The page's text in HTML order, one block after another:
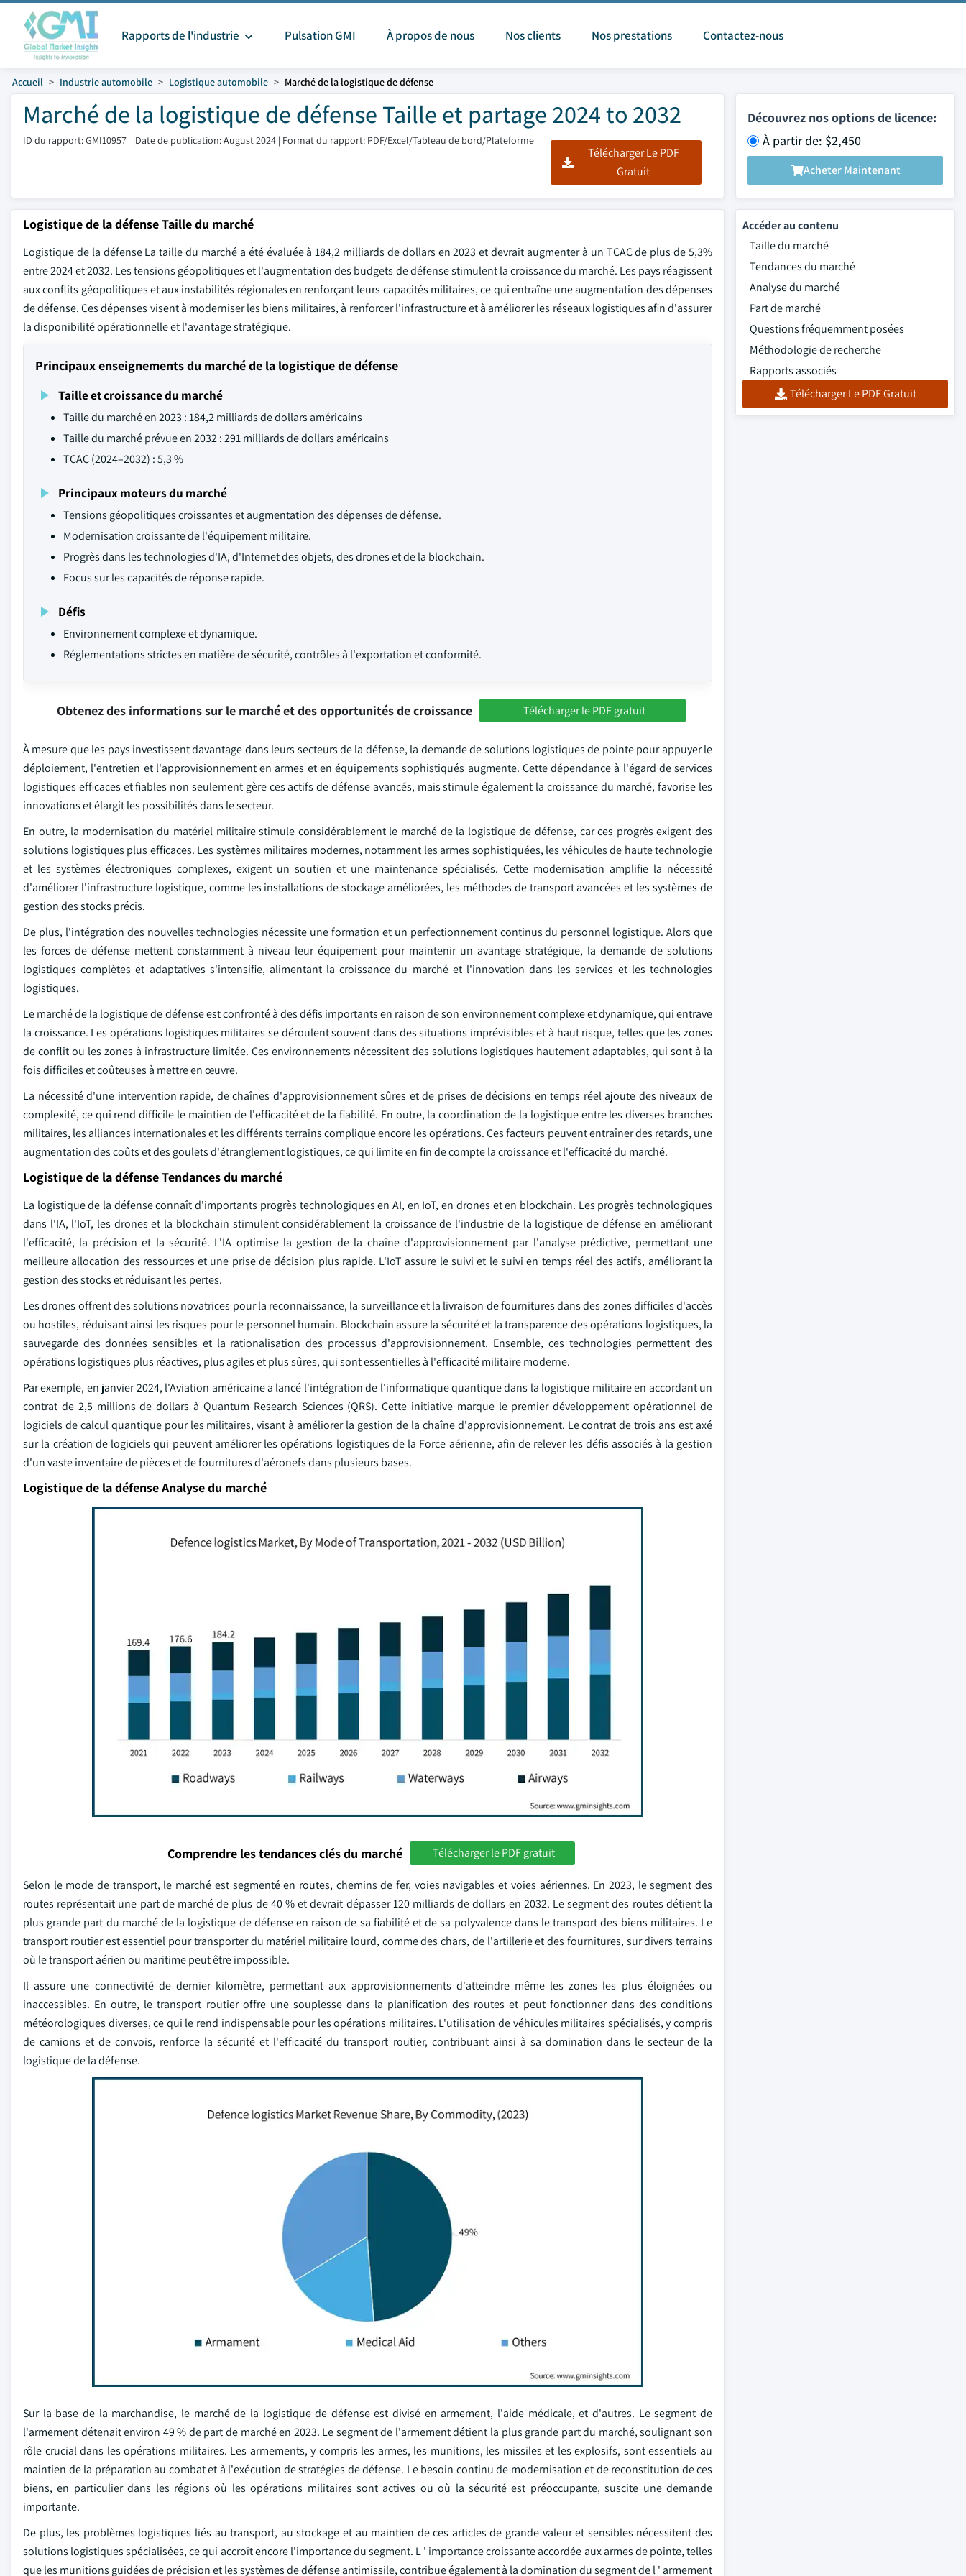
Rapports de l'industrie Pulsation GMI À propos de nous Nos clients Nos prestations Contactez-nous
Accueil Industrie automobile Logistique automobile Marché de la logistique de défense
Marché de la logistique de défense Taille et partage 2024 to 2032
ID du rapport: GMI10957 |Date de publication: August 2024 | Format du rapport: PDF/Excel/Tableau de bord/Plateforme
Télécharger Le PDF
Gratuit
Découvrez nos options de licence:
À partir de: $2,450
Acheter Maintenant
Logistique de la défense Taille du marché
Logistique de la défense La taille du marché a été évaluée à 184,2 milliards de dollars en 2023 et devrait augmenter à un TCAC de plus de 5,3%
entre 2024 et 2032. Les tensions géopolitiques et l'augmentation des budgets de défense stimulent la croissance du marché. Les pays réagissent
aux conflits géopolitiques et aux instabilités régionales en renforçant leurs capacités militaires, ce qui entraîne une augmentation des dépenses
de défense. Ces dépenses visent à moderniser les biens militaires, à renforcer l'infrastructure et à améliorer les réseaux logistiques afin d'assurer
la disponibilité opérationnelle et l'avantage stratégique.
Principaux enseignements du marché de la logistique de défense
Taille et croissance du marché
Taille du marché en 2023 : 184,2 milliards de dollars américains
Taille du marché prévue en 2032 : 291 milliards de dollars américains
TCAC (2024–2032) : 5,3 %
Principaux moteurs du marché
Tensions géopolitiques croissantes et augmentation des dépenses de défense.
Modernisation croissante de l'équipement militaire.
Progrès dans les technologies d'IA, d'Internet des objets, des drones et de la blockchain.
Focus sur les capacités de réponse rapide.
Défis
Environnement complexe et dynamique.
Réglementations strictes en matière de sécurité, contrôles à l'exportation et conformité.
Obtenez des informations sur le marché et des opportunités de croissance Télécharger le PDF gratuit
À mesure que les pays investissent davantage dans leurs secteurs de la défense, la demande de solutions logistiques de pointe pour appuyer le
déploiement, l'entretien et l'approvisionnement en armes et en équipements sophistiqués augmente. Cette dépendance à l'égard de services
logistiques efficaces et fiables non seulement gère ces actifs de défense avancés, mais stimule également la croissance du marché, favorise les
innovations et élargit les possibilités dans le secteur.
En outre, la modernisation du matériel militaire stimule considérablement le marché de la logistique de défense, car ces progrès exigent des
solutions logistiques plus efficaces. Les systèmes militaires modernes, notamment les armes sophistiquées, les véhicules de haute technologie
et les systèmes électroniques complexes, exigent un soutien et une maintenance spécialisés. Cette modernisation amplifie la nécessité
d'améliorer l'infrastructure logistique, comme les installations de stockage améliorées, les méthodes de transport avancées et les systèmes de
gestion des stocks précis.
De plus, l'intégration des nouvelles technologies nécessite une formation et un perfectionnement continus du personnel logistique. Alors que
les forces de défense mettent constamment à niveau leur équipement pour maintenir un avantage stratégique, la demande de solutions
logistiques complètes et adaptatives s'intensifie, alimentant la croissance du marché et l'innovation dans les services et les technologies
logistiques.
Le marché de la logistique de défense est confronté à des défis importants en raison de son environnement complexe et dynamique, qui entrave
la croissance. Les opérations logistiques militaires se déroulent souvent dans des situations imprévisibles et à haut risque, telles que les zones
de conflit ou les zones à infrastructure limitée. Ces environnements nécessitent des solutions logistiques hautement adaptables, qui sont à la
fois difficiles et coûteuses à mettre en œuvre.
La nécessité d'une intervention rapide, de chaînes d'approvisionnement sûres et de prises de décisions en temps réel ajoute des niveaux de
complexité, ce qui rend difficile le maintien de l'efficacité et de la fiabilité. En outre, la coordination de la logistique entre les diverses branches
militaires, les alliances internationales et les différents terrains complique encore les opérations. Ces facteurs peuvent entraîner des retards, une
augmentation des coûts et des goulets d'étranglement logistiques, ce qui limite en fin de compte la croissance et l'efficacité du marché.
Logistique de la défense Tendances du marché
La logistique de la défense connaît d'importants progrès technologiques en AI, en IoT, en drones et en blockchain. Les progrès technologiques
dans l'IA, l'IoT, les drones et la blockchain stimulent considérablement la croissance de l'industrie de la logistique de défense en améliorant
l'efficacité, la précision et la sécurité. L'IA optimise la gestion de la chaîne d'approvisionnement par l'analyse prédictive, permettant une
meilleure allocation des ressources et une prise de décision plus rapide. L'IoT assure le suivi et le suivi en temps réel des actifs, améliorant la
gestion des stocks et réduisant les pertes.
Les drones offrent des solutions novatrices pour la reconnaissance, la surveillance et la livraison de fournitures dans des zones difficiles d'accès
ou hostiles, réduisant ainsi les risques pour le personnel humain. Blockchain assure la sécurité et la transparence des opérations logistiques, la
sauvegarde des données sensibles et la rationalisation des processus d'approvisionnement. Ensemble, ces technologies permettent des
opérations logistiques plus réactives, plus agiles et plus sûres, qui sont essentielles à l'efficacité militaire moderne.
Par exemple, en janvier 2024, l'Aviation américaine a lancé l'intégration de l'informatique quantique dans la logistique militaire en accordant un
contrat de 2,5 millions de dollars à Quantum Research Sciences (QRS). Cette initiative marque le premier développement opérationnel de
logiciels de calcul quantique pour les militaires, visant à améliorer la gestion de la chaîne d'approvisionnement. Le contrat de trois ans est axé
sur la création de logiciels qui peuvent améliorer les opérations logistiques de la Force aérienne, afin de relever les défis associés à la gestion
d'un vaste inventaire de pièces et de fournitures d'aéronefs dans plusieurs bases.
Logistique de la défense Analyse du marché
Comprendre les tendances clés du marché Télécharger le PDF gratuit
Selon le mode de transport, le marché est segmenté en routes, chemins de fer, voies navigables et voies aériennes. En 2023, le segment des
routes représentait une part de marché de plus de 40 % et devrait dépasser 120 milliards de dollars en 2032. Le segment des routes détient la
plus grande part du marché de la logistique de défense en raison de sa fiabilité et de sa polyvalence dans le transport des biens militaires. Le
transport routier est essentiel pour transporter du matériel militaire lourd, comme des chars, de l'artillerie et des fournitures, sur divers terrains
où le transport aérien ou maritime peut être impossible.
Il assure une connectivité de dernier kilomètre, permettant aux approvisionnements d'atteindre même les zones les plus éloignées ou
inaccessibles. En outre, le transport routier offre une souplesse dans la planification des routes et peut fonctionner dans des conditions
météorologiques diverses, ce qui le rend indispensable pour les opérations militaires. L'utilisation de véhicules militaires spécialisés, y compris
de camions et de convois, renforce la sécurité et l'efficacité du transport routier, contribuant ainsi à sa domination dans le secteur de la
logistique de la défense.
Sur la base de la marchandise, le marché de la logistique de défense est divisé en armement, l'aide médicale, et d'autres. Le segment de
l'armement détenait environ 49 % de part de marché en 2023. Le segment de l'armement détient la plus grande part du marché, soulignant son
rôle crucial dans les opérations militaires. Les armements, y compris les armes, les munitions, les missiles et les explosifs, sont essentiels au
maintien de la préparation au combat et à l'exécution de stratégies de défense. Le besoin continu de modernisation et de reconstitution de ces
biens, en particulier dans les régions où les opérations militaires sont actives ou où la sécurité est préoccupante, suscite une demande
importante.
De plus, les problèmes logistiques liés au transport, au stockage et au maintien de ces articles de grande valeur et sensibles nécessitent des
solutions logistiques spécialisées, ce qui accroît encore l'importance du segment. L ' importance croissante accordée aux armes de pointe, telles
que les munitions guidées de précision et les systèmes de défense antimissile, contribue également à la domination du segment de l ' armement
Accéder au contenu
Taille du marché
Tendances du marché
Analyse du marché
Part de marché
Questions fréquemment posées
Méthodologie de recherche
Rapports associés
Télécharger Le PDF Gratuit